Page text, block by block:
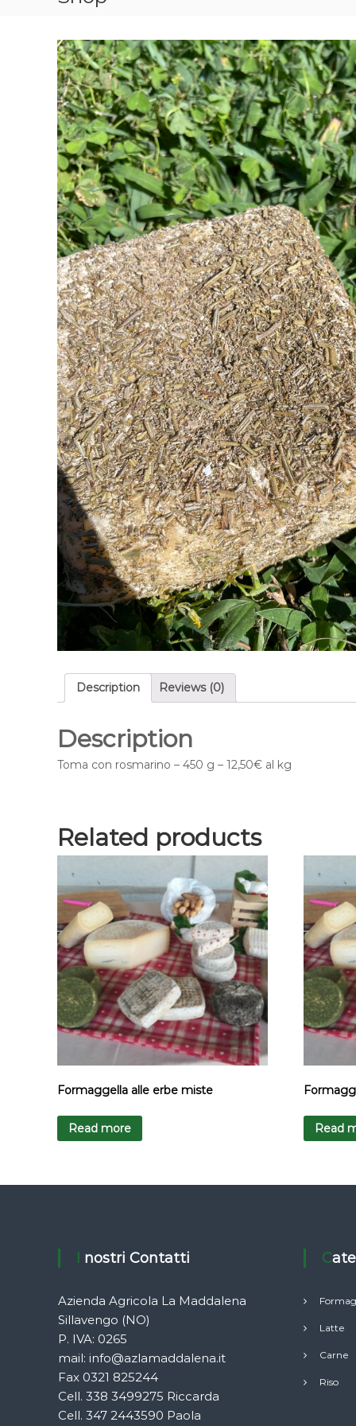
Description Reviews (0)
Description
Toma con rosmarino – 450 g – 12,50€ al kg
Related products
Formaggella alle erbe miste
Read more Read
I nostri Contatti
Azienda Agricola La Maddalena
Sillavengo (NO)
P. IVA: 0265
mail:info@azlamaddalena.it
Fax 0321 825244
Cell. 338 3499275 Riccarda
Cell. 347 2443590 Paola
Latte
Carne
Riso